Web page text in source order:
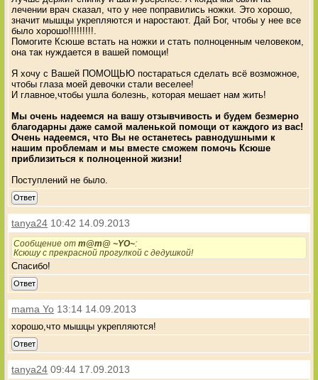
лечении врач сказал, что у нее поправились ножки. Это хорошо,
значит мышцы укрепляются и наростают. Дай Бог, чтобы у нее все
было хорошо!!!!!!!!!.
Помогите Ксюше встать на ножки и стать полноценным человеком,
она так нуждается в вашей помощи!
Я хочу с Вашей ПОМОЩЬЮ постараться сделать всё возможное,
чтобы глаза моей девочки стали веселее!
И главное,чтобы ушла болезнь, которая мешает нам жить!
Мы очень надеемся на вашу отзывчивость и будем безмерно
благодарны даже самой маленькой помощи от каждого из вас!
Очень надеемся, что Вы не останетесь равнодушными к
нашим проблемам и мы вместе сможем помочь Ксюше
приблизиться к полноценной жизни!
Поступлений не было.
Ответ
tanya24 10:42 14.09.2013
Сообщение отm@m@ ~YO~:
Ксюшу с прекрасной прогулкой с дедушкой!
Спасибо!
Ответ
mama Yo 13:14 14.09.2013
хорошо,что мышцы укрепляются!
Ответ
tanya24 09:44 17.09.2013